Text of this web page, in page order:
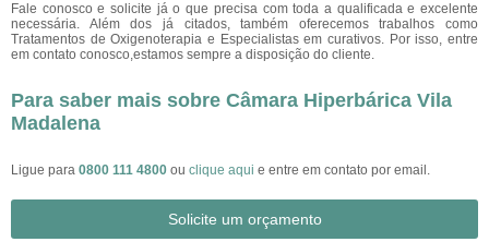
Fale conosco e solicite já o que precisa com toda a qualificada e excelente
necessária. Além dos já citados, também oferecemos trabalhos como
Tratamentos de Oxigenoterapia e Especialistas em curativos. Por isso, entre
em contato conosco,estamos sempre a disposição do cliente.
Para saber mais sobre Câmara Hiperbárica Vila
Madalena
Ligue para 0800 111 4800 ou clique aqui e entre em contato por email.
Solicite um orçamento